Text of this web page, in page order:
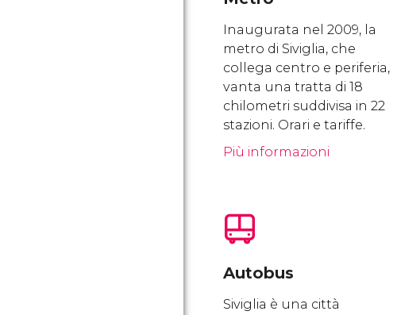
Inaugurata nel 2009, la
metro di Siviglia, che
collega centro e periferia,
vanta una tratta di 18
chilometri suddivisa in 22
stazioni. Orari e tariffe.
Più informazioni
Autobus
Siviglia è una città